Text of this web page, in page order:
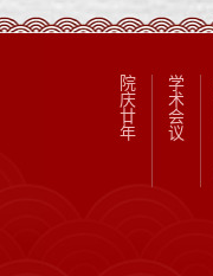
院
庆
廿
年
学
术
会
议